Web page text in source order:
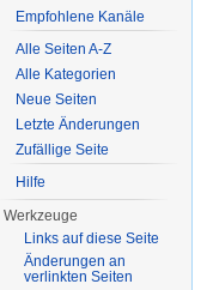
Empfohlene Kanäle
Alle Seiten A-Z
Alle Kategorien
Neue Seiten
Letzte Änderungen
Zufällige Seite
Hilfe
Werkzeuge
Links auf diese Seite
Änderungen an
verlinkten Seiten